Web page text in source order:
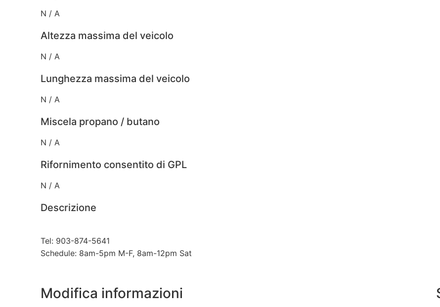
N / A
Altezza massima del veicolo
N / A
Lunghezza massima del veicolo
N / A
Miscela propano / butano
N / A
Rifornimento consentito di GPL
N / A
Descrizione
Tel: 903-874-5641
Schedule: 8am-5pm M-F, 8am-12pm Sat
Modifica informazioni